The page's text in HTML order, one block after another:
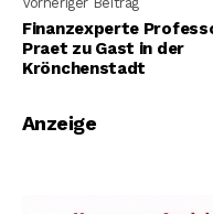
Finanzexperte
Praet zu Gast in der
Krönchenstadt
Anzeige